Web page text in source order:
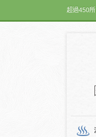
超過450